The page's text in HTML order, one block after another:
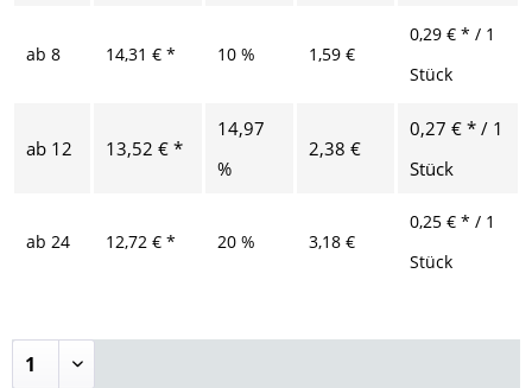
ab 8 14,31 € * 10 % 1,59 €
0,29 € * / 1
Stück
ab 12 13,52 € *
14,97
%
2,38 €
0,27 € * / 1
Stück
ab 24 12,72 € * 20 % 3,18 €
0,25 € * / 1
Stück